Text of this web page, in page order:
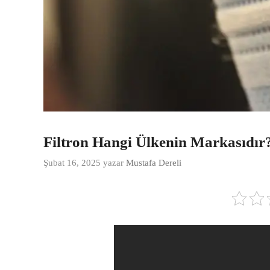
Filtron Hangi Ülkenin
Şubat 16, 2025 yazar Mustafa Dereli